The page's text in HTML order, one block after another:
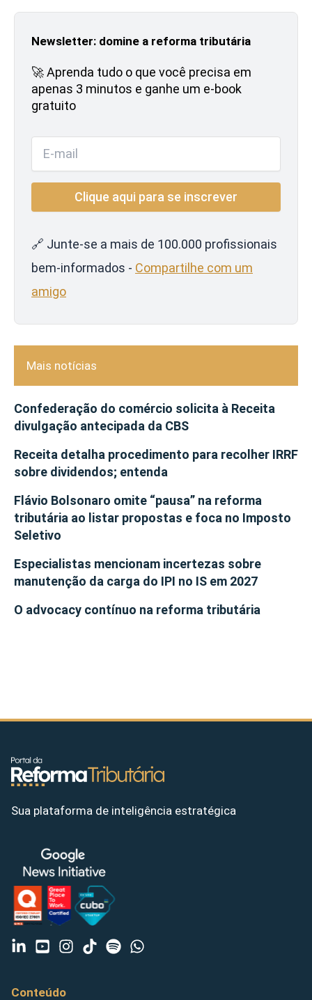
Newsletter: domine a reforma tributária
🚀 Aprenda tudo o que você precisa em
apenas 3 minutos e ganhe um e-book
gratuito
🔗 Junte-se a mais de 100.000 profissionais
bem-informados - Compartilhe com um
amigo
Mais notícias
Confederação do comércio solicita à Receita
divulgação antecipada da CBS
Receita detalha procedimento para recolher IRRF
sobre dividendos; entenda
Flávio Bolsonaro omite “pausa” na reforma
tributária ao listar propostas e foca no Imposto
Seletivo
Especialistas mencionam incertezas sobre
manutenção da carga do IPI no IS em 2027
O advocacy contínuo na reforma tributária
Sua plataforma de inteligência estratégica
Conteúdo